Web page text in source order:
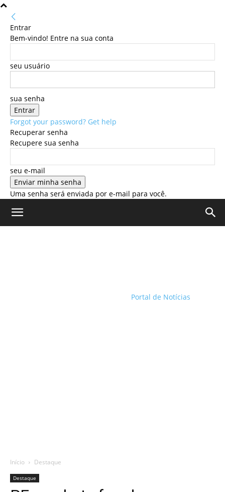
Entrar
Bem-vindo! Entre na sua conta
seu usuário
sua senha
Forgot your password? Get help
Recuperar senha
Recupere sua senha
seu e-mail
Uma senha será enviada por e-mail para você.
Portal de Notícias
Início Destaque
Destaque